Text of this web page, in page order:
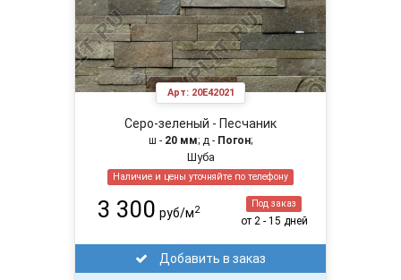
Арт: 20E42021
Серо-зеленый - Песчаник
ш - 20 мм; д - Погон;
Шуба
Наличие и цены уточняйте по телефону
3 300 руб/м2
Под заказ
от 2 - 15 дней
Добавить в заказ